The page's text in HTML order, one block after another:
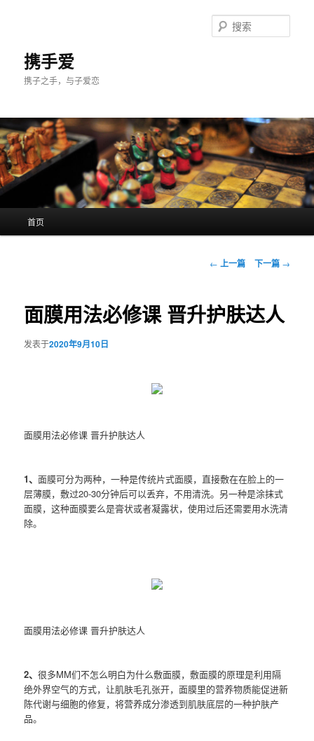
携手爱
携子之手，与子爱恋
索
首页
文
航
← 上一篇 下一篇 →
面膜用法必修课 晋升护肤达人
发表于2020年9月10日
面膜用法必修课 晋升护肤达人
1、面膜可分为两种，一种是传统片式面膜，直接敷在在脸上的一
层薄膜，敷过20-30分钟后可以丢弃，不用清洗。另一种是涂抹式
面膜，这种面膜要么是膏状或者凝露状，使用过后还需要用水洗清
除。
面膜用法必修课 晋升护肤达人
2、很多MM们不怎么明白为什么敷面膜，敷面膜的原理是利用隔
绝外界空气的方式，让肌肤毛孔张开，面膜里的营养物质能促进新
陈代谢与细胞的修复，将营养成分渗透到肌肤底层的一种护肤产
品。